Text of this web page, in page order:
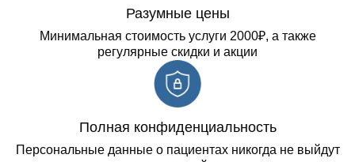
Разумные цены
Минимальная стоимость услуги 2000₽, а также
регулярные скидки и акции
Полная конфиденциальность
Персональные данные о пациентах никогда не выйдут